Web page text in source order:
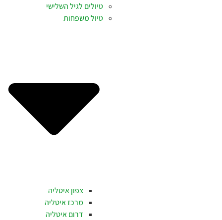
טיולים לגיל השלישי
טיול משפחות
צפון איטליה
מרכז איטליה
דרום איטליה